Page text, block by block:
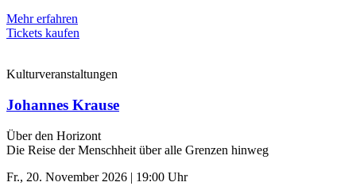
Mehr erfahren
Tickets kaufen
Kulturveranstaltungen
Johannes Krause
Über den Horizont
Die Reise der Menschheit über alle Grenzen hinweg
Fr., 20. November 2026 | 19:00 Uhr